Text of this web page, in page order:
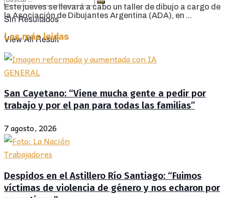
Sin Resultados
View All Result
Este jueves se llevará a cabo un taller de dibujo a cargo de
la Asociación de Dibujantes Argentina (ADA), en ...
Las más leídas
GENERAL
San Cayetano: “Viene mucha gente a pedir por
trabajo y por el pan para todas las familias”
7 agosto, 2026
Trabajadores
Despidos en el Astillero Río Santiago: “Fuimos
víctimas de violencia de género y nos echaron por